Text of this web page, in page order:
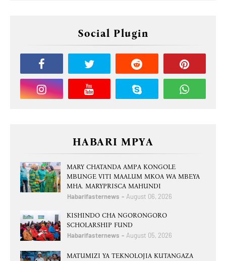
Social Plugin
HABARI MPYA
MARY CHATANDA AMPA KONGOLE
MBUNGE VITI MAALUM MKOA WA MBEYA
MHA. MARYPRISCA MAHUNDI
Habarifasternews August 06, 2026
KISHINDO CHA NGORONGORO
SCHOLARSHIP FUND
Habarifasternews August 05, 2026
MATUMIZI YA TEKNOLOJIA KUTANGAZA